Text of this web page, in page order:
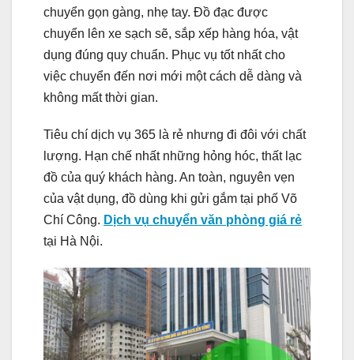
chuyển gọn gàng, nhẹ tay. Đồ đạc được
chuyển lên xe sạch sẽ, sắp xếp hàng hóa, vật
dụng đúng quy chuẩn. Phục vụ tốt nhất cho
việc chuyển đến nơi mới một cách dễ dàng và
không mất thời gian.
Tiêu chí dịch vụ 365 là rẻ nhưng đi đôi với chất
lượng. Hạn chế nhất những hỏng hóc, thất lạc
đồ của quý khách hàng. An toàn, nguyên vẹn
của vật dụng, đồ dùng khi gửi gắm tại phố Võ
Chí Công. Dịch vụ chuyển văn phòng giá rẻ
tại Hà Nội.